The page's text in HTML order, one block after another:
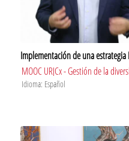
Implementación de una estrategia
MOOC URJCx - Gestión de la
Idioma: Español